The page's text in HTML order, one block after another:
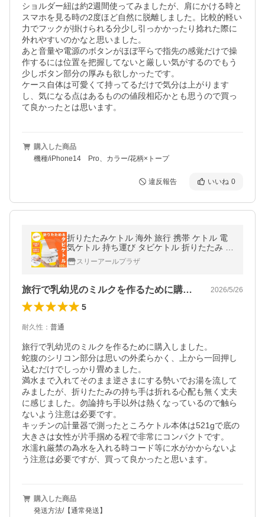
ショルダー紐は約2週間使ってみましたが、肩にかける時と
スマホを見る時の2度ほど自然に脱離しました。比較的軽い
力でフックが掛けられる分少し引っかかったり捻れた際に
外れやすいのかなと思いました。
あと音量や電源のボタンがほぼ平らで指先の感覚だけで操
作するには位置を把握してないと厳しい気がするのでもう
少しボタン部分の厚みも欲しかったです。
ケース自体は可愛くて持ってるだけで気分は上がります
し、気になる点はあるものの値段相応かとも思うので買っ
て良かったとは思います。
購入した商品
機種/iPhone14 Pro、カラー/花柄×トープ
違反報告 いいね 0
折りたたみケトル 海外 旅行 携帯 ケトル 電
気ケトル 持ち運び タビケトル 折りたたみ キ
ャンプ 小型 ポータブル 防災 トラベルケトル
電気ポット 車中泊 爆買
スリーアールプラザ
旅行で乳幼児のミルクを作るために購入し… 2026/5/26
5
耐久性 ： 普通
旅行で乳幼児のミルクを作るために購入しました。
蛇腹のシリコン部分は思いの外柔らかく、上から一回押し
込むだけでしっかり畳めました。
満水まで入れてそのまま逆さまにする勢いでお湯を流して
みましたが、折りたたみの持ち手は折れる心配も無く丈夫
に感じました。勿論持ち手以外は熱くなっているので触ら
ないよう注意は必要です。
キッチンの計量器で測ったところケトル本体は521gで底の
大きさは女性が片手掴める程で非常にコンパクトです。
水濡れ厳禁の為水を入れる時コード等に水がかからないよ
う注意は必要ですが、買って良かったと思います。
購入した商品
発送方法/【通常発送】